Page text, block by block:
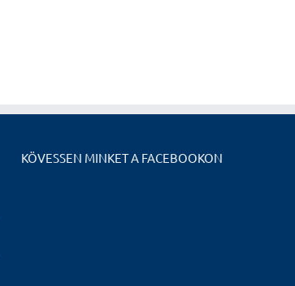
KÖVESSEN MINKET A FACEBOOKON